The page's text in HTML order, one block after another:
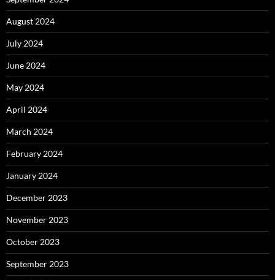
August 2024
July 2024
June 2024
May 2024
April 2024
March 2024
February 2024
January 2024
December 2023
November 2023
October 2023
September 2023